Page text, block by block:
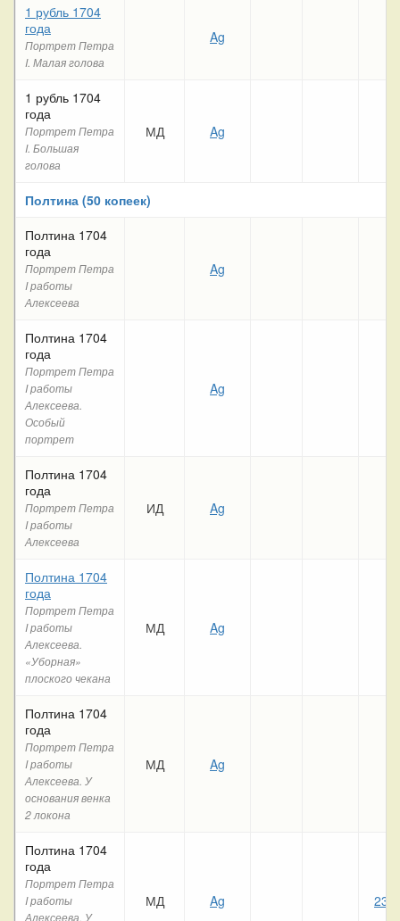
1 рубль 1704
года
Портрет Петра
I. Малая голова
Ag
1 рубль 1704
года
Портрет Петра
I. Большая
голова
МД Ag
Полтина (50 копеек)
Полтина 1704
года
Портрет Петра
I работы
Алексеева
Ag
Полтина 1704
года
Портрет Петра
I работы
Алексеева.
Особый
портрет
Ag
Полтина 1704
года
Портрет Петра
I работы
Алексеева
ИД Ag
Полтина 1704
года
Портрет Петра
I работы
Алексеева.
«Уборная»
плоского чекана
МД Ag
Полтина 1704
года
Портрет Петра
I работы
Алексеева. У
основания венка
2 локона
МД Ag
Полтина 1704
года
Портрет Петра
I работы
Алексеева. У
МД Ag 232